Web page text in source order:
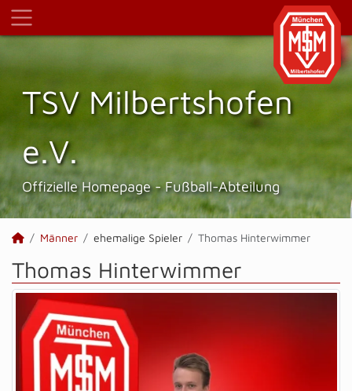
TSV Milbertshofen
e.V.
Offizielle Homepage - Fußball-Abteilung
Männer ehemalige Spieler Thomas Hinterwimmer
Thomas Hinterwimmer